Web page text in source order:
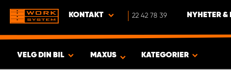
KONTAKT 22 42 78 39 NYHETER
VELG DIN BIL MAXUS KATEGORIER